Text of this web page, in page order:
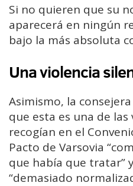
Si no quieren que su
aparecerá en ningún
bajo la más absoluta
Una violencia
Asimismo, la
que esta es una de las
recogían en el
Pacto de Varsovia
que había que tratar”
“demasiado